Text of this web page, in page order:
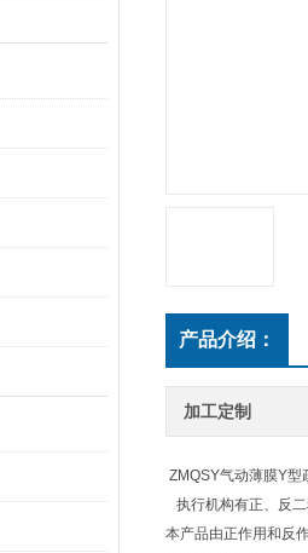
产品介绍：
加工定制
ZMQSY气动薄膜Y
执行机构有正、反
本产品由正作用和反